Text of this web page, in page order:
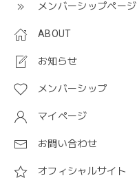
メンバーシップページ
ABOUT
お知らせ
メンバーシップ
マイページ
お問い合わせ
オフィシャルサイト